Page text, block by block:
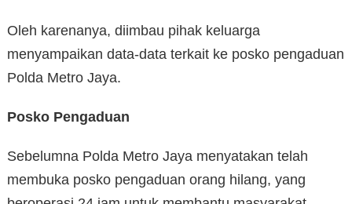
Oleh karenanya, diimbau pihak keluarga
menyampaikan data-data terkait ke posko pengaduan
Polda Metro Jaya.
Posko Pengaduan
Sebelumna Polda Metro Jaya menyatakan telah
membuka posko pengaduan orang hilang, yang